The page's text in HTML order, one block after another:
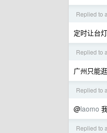
Replied to
定时让台
Replied to
广州只能逛
Replied to
@laomo
Replied to